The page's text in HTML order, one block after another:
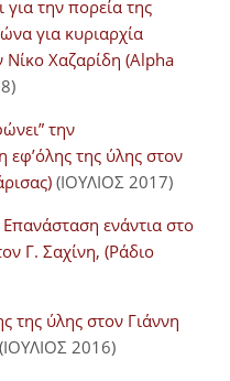
την πορεία της
για κυριαρχία
Νίκο Χαζαρίδη (Alpha
την
εφ’όλης της ύλης στον
(ΙΟΥΛΙΟΣ 2017)
ενάντια στο
Γ. Σαχίνη, (Ράδιο
της ύλης στον Γιάννη
(ΙΟΥΛΙΟΣ 2016)